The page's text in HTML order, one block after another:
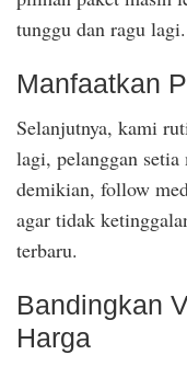
tunggu dan ragu lagi.
Manfaatkan
Selanjutnya, kami
lagi, pelanggan setia
demikian, follow
agar tidak
terbaru.
Bandingkan
Harga